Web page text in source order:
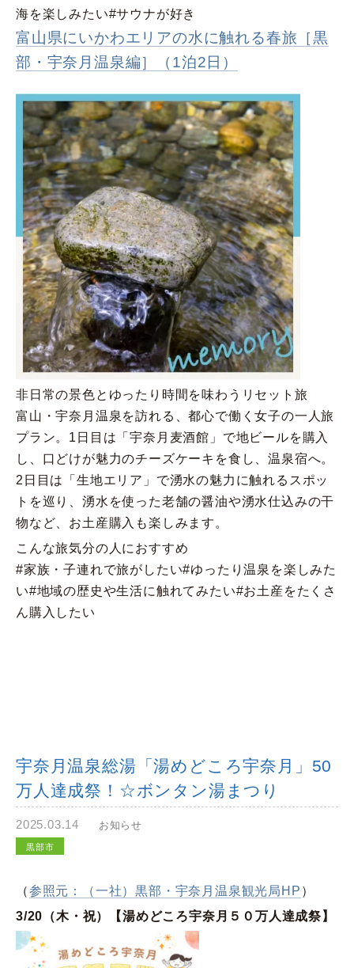
海を楽しみたい#サウナが好き
富山県にいかわエリアの水に触れる春旅［黒
部・宇奈月温泉編］（1泊2日）
非日常の景色とゆったり時間を味わうリセット旅
富山・宇奈月温泉を訪れる、都心で働く女子の一人旅
プラン。1日目は「宇奈月麦酒館」で地ビールを購入
し、口どけが魅力のチーズケーキを食し、温泉宿へ。
2日目は「生地エリア」で湧水の魅力に触れるスポッ
トを巡り、湧水を使った老舗の醤油や湧水仕込みの干
物など、お土産購入も楽しみます。
こんな旅気分の人におすすめ
#家族・子連れで旅がしたい#ゆったり温泉を楽しみた
い#地域の歴史や生活に触れてみたい#お土産をたくさ
ん購入したい
宇奈月温泉総湯「湯めどころ宇奈月」50
万人達成祭！☆ボンタン湯まつり
2025.03.14 お知らせ
黒部市
（参照元：（一社）黒部・宇奈月温泉観光局HP ）
3/20（木・祝）【湯めどころ宇奈月５０万人達成祭】